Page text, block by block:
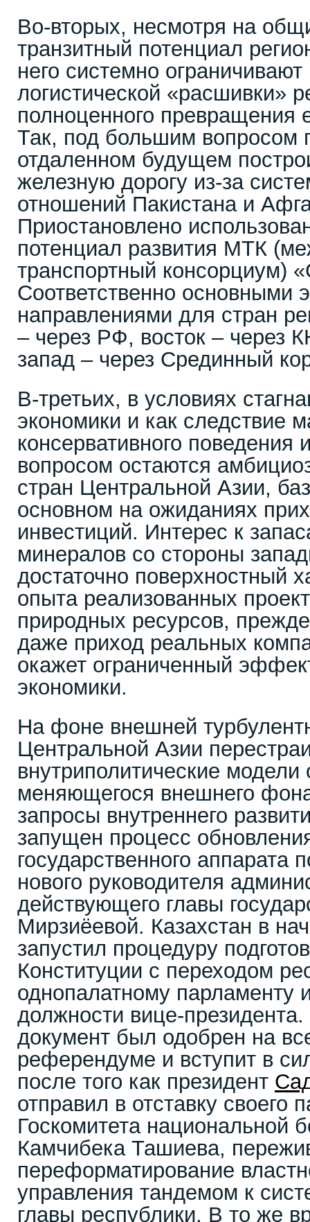
Во-вторых, несмотря на
транзитный потенциал
него системно
логистической «расшивки»
полноценного превращения
Так, под большим вопросом
отдаленном будущем
железную дорогу из-за
отношений Пакистана и
Приостановлено
потенциал развития МТК
транспортный консорциум)
Соответственно основными
направлениями для стран
– через РФ, восток – через
запад – через Срединный
В-третьих, в условиях
экономики и как следствие
консервативного поведения
вопросом остаются
стран Центральной Азии,
основном на ожиданиях
инвестиций. Интерес к
минералов со стороны
достаточно поверхностный
опыта реализованных
природных ресурсов,
даже приход реальных
окажет ограниченный
экономики.
На фоне внешней
Центральной Азии
внутриполитические модели
меняющегося внешнего
запросы внутреннего
запущен процесс
государственного аппарата
нового руководителя
действующего главы
Мирзиёевой. Казахстан в
запустил процедуру
Конституции с переходом
однопалатному парламенту
должности вице-
документ был одобрен на
референдуме и вступит в
после того как президент
отправил в отставку своего
Госкомитета национальной
Камчибека Ташиева,
переформатирование
управления тандемом к
главы республики. В то же